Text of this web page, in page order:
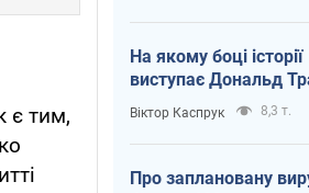
є тим,
На якому боці історії
виступає Дональд
Віктор Каспрук 8,3 т.
Про заплановану